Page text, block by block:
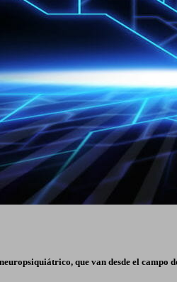
que van desde el